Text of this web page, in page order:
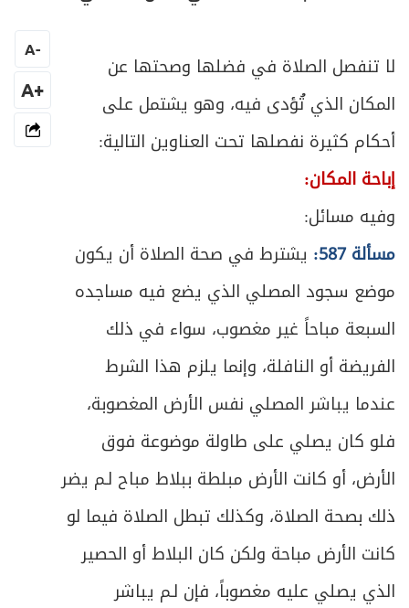
لا تنفصل الصلاة في فضلها وصحتها عن
المكان الذي تُؤدى فيه، وهو يشتمل على
أحكام كثيرة نفصلها تحت العناوين التالية:
إباحة المكان:
وفيه مسائل:
مسألة 587:
يشترط في صحة الصلاة أن يكون
موضع سجود المصلي الذي يضع فيه مساجده
السبعة مباحاً غير مغصوب، سواء في ذلك
الفريضة أو النافلة، وإنما يلزم هذا الشرط
عندما يباشر المصلي نفس الأرض المغصوبة،
فلو كان يصلي على طاولة موضوعة فوق
الأرض، أو كانت الأرض مبلطة ببلاط مباح لـم يضر
ذلك بصحة الصلاة، وكذلك تبطل الصلاة فيما لو
كانت الأرض مباحة ولكن كان البلاط أو الحصير
الذي يصلي عليه مغصوباً، فإن لـم يباشر
-
A
+A
ص
284 المبحث الثالث ـ القراءة والذكر
ص
295 المبحث الرابع ـ الركوع
299 المبحث الخامس ـ السجود
ص
311 المبحث السادس ـ التشهد والتسليم
ص
317 الفصل الثالث: الخلل الواقع في الصلاة
320 المبحث الأول : منافيات الصلاة
ص
324 المبحث الثاني ـ الزيادة والنقصان
333 المبحث الثالث ـ في الشك
ص
349 الفصل الرابع: صلاة المسافر
ص
351 القصر والتمام
352 الوَطن وأقسامه